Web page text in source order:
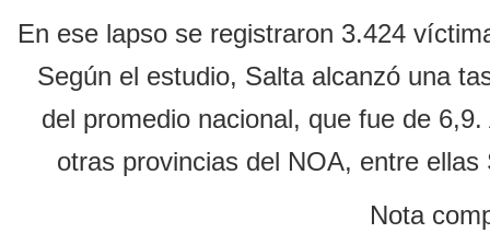
En ese lapso se registraron 3.424
Según el estudio, Salta alcanzó una
del promedio nacional, que fue de
otras provincias del NOA, entre
Nota